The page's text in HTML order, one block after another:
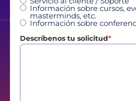
Información sobre cursos,
masterminds, etc.
Información sobre
Descríbenos tu solicitud*